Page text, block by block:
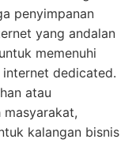
penyimpanan
yang andalan
memenuhi
dedicated.
atau
kalangan bisnis